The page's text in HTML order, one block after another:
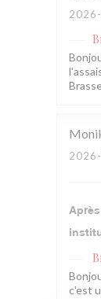
c'est